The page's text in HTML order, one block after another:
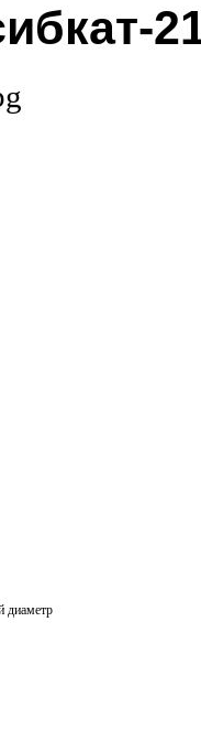
диаметр